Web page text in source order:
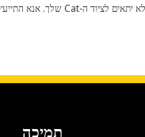
תמיכה